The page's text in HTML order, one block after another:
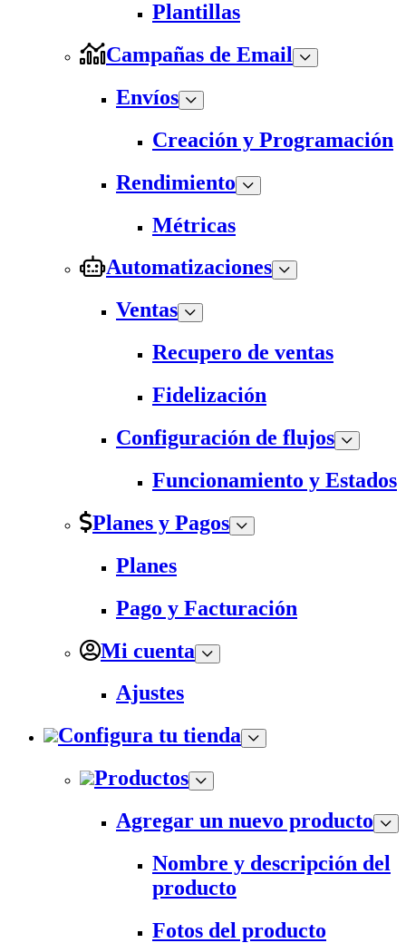
Plantillas
Campañas de Email
Envíos
Creación y Programación
Rendimiento
Métricas
Automatizaciones
Ventas
Recupero de ventas
Fidelización
Configuración de flujos
Funcionamiento y Estados
Planes y Pagos
Planes
Pago y Facturación
Mi cuenta
Ajustes
Configura tu tienda
Productos
Agregar un nuevo producto
Nombre y descripción del
producto
Fotos del producto